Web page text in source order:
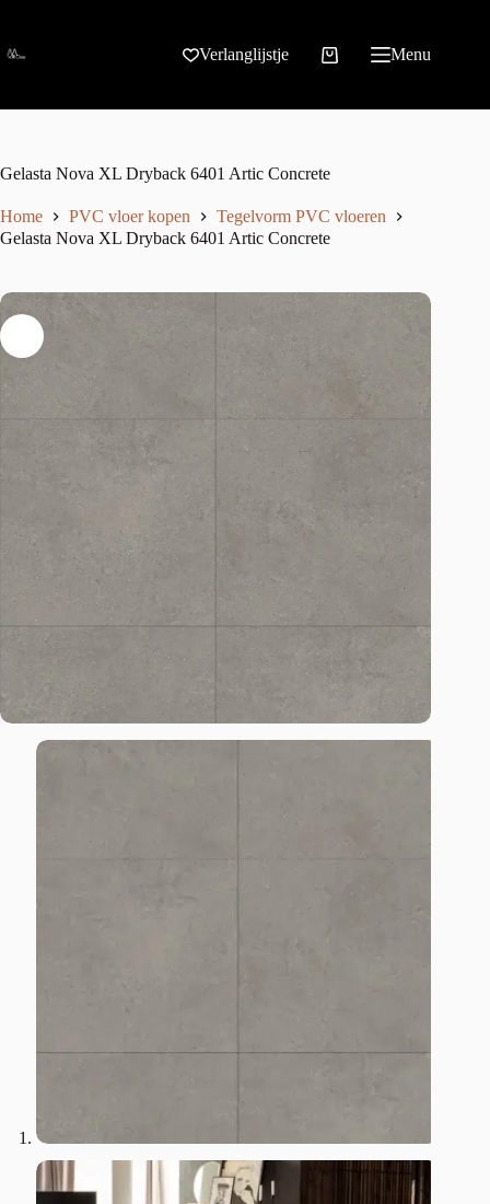
Verlanglijstje Menu
Gelasta Nova XL Dryback 6401 Artic Concrete
Home PVC vloer kopen
Tegelvorm PVC vloeren
Gelasta Nova XL Dryback 6401 Artic Concrete